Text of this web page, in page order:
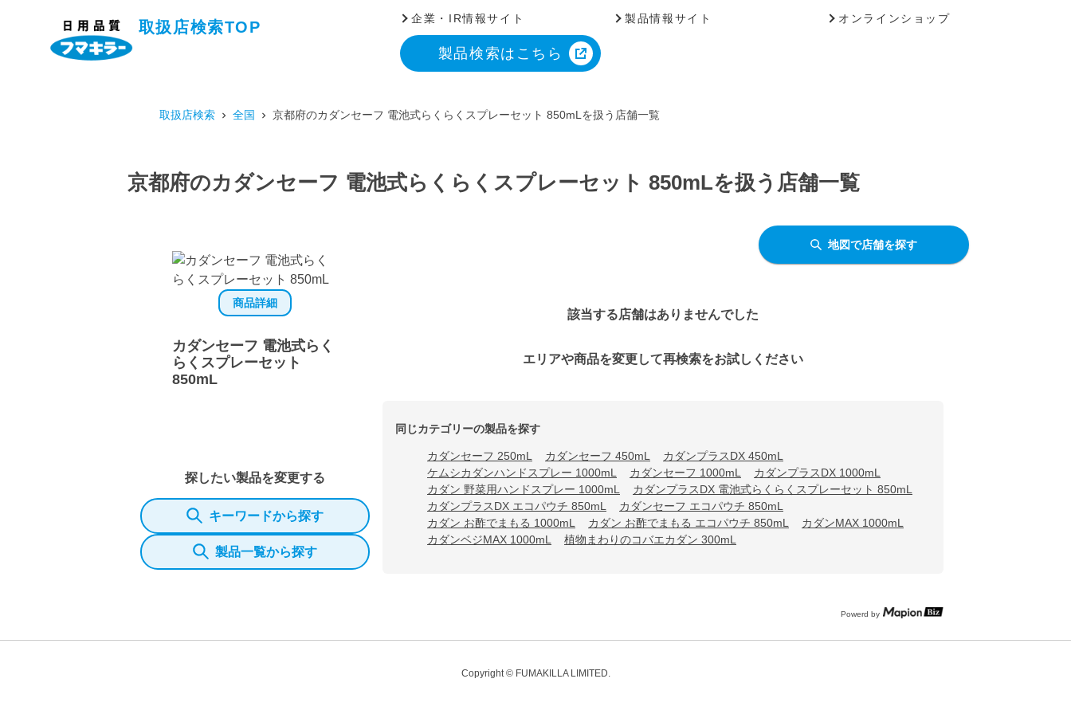
取扱店検索TOP
企業・IR情報サイト 製品情報サイト オンラインショップ
製品検索はこちら
取扱店検索 全国 京都府のカダンセーフ 電池式らくらくスプレーセット 850mLを扱う店舗一覧
京都府のカダンセーフ 電池式らくらくスプレーセット 850mLを扱う店舗一覧
商品詳細
カダンセーフ 電池式らく
らくスプレーセット
850mL
探したい製品を変更する
キーワードから探す
製品一覧から探す
地図で店舗を探す
該当する店舗はありませんでした
エリアや商品を変更して再検索をお試しください
同じカテゴリーの製品を探す
カダンセーフ 250mL カダンセーフ 450mL
カダンプラスDX 450mL
ケムシカダンハンドスプレー 1000mL
カダンセーフ 1000mL
カダンプラスDX 1000mL
カダン 野菜用ハンドスプレー 1000mL
カダンプラスDX 電池式らくらくスプレーセット 850mL
カダンプラスDX エコパウチ 850mL
カダンセーフ エコパウチ 850mL
カダン お酢でまもる 1000mL
カダン お酢でまもる エコパウチ 850mL
カダンMAX 1000mL
カダンベジMAX 1000mL
植物まわりのコバエカダン 300mL
Powerd by
Copyright © FUMAKILLA LIMITED.